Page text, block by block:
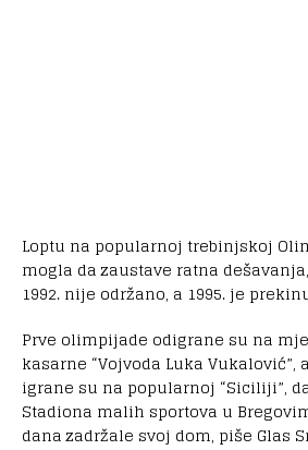
Loptu na popularnoj trebinjskoj
mogla da zaustave ratna
1992. nije održano, a 1995. je
Prve olimpijade odigrane su na
kasarne “Vojvoda Luka Vukalović”,
igrane su na popularnoj “Siciliji”,
Stadiona malih sportova u
dana zadržale svoj dom, piše Glas